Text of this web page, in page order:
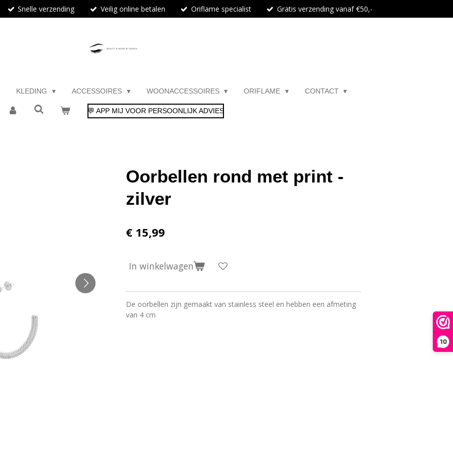
10
Snelle verzending Veilig online betalen Oriflame specialist Gratis verzending vanaf €50,-
KLEDING ACCESSOIRES WOONACCESSOIRES ORIFLAME CONTACT
💬 APP MIJ VOOR PERSOONLIJK ADVIES
Oorbellen rond met print -
zilver
€ 15,99
In winkelwagen
De oorbellen zijn gemaakt van stainless steel en hebben een afmeting
van 4 cm